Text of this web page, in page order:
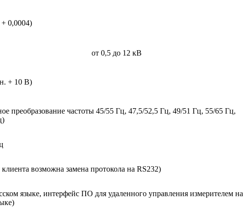
+ 0,0004)
от 0,5 до 12 кВ
+ 10 В)
преобразование частоты 45/55 Гц, 47,5/52,5 Гц, 49/51 Гц, 55/65 Гц,
возможна замена протокола на RS232)
языке, интерфейс ПО для удаленного управления измерителем на